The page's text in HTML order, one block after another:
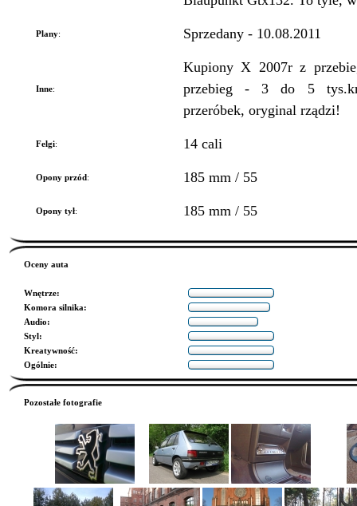
Plany: Sprzedany - 10.08.2011
Inne:
Kupiony X 2007r z
przebieg - 3 do 5
przeróbek, oryginal rządzi!
Felgi: 14 cali
Opony przód: 185 mm / 55
Opony tył: 185 mm / 55
Oceny auta
Wnętrze:
Komora silnika:
Audio:
Styl:
Kreatywność:
Ogólnie:
Pozostałe fotografie